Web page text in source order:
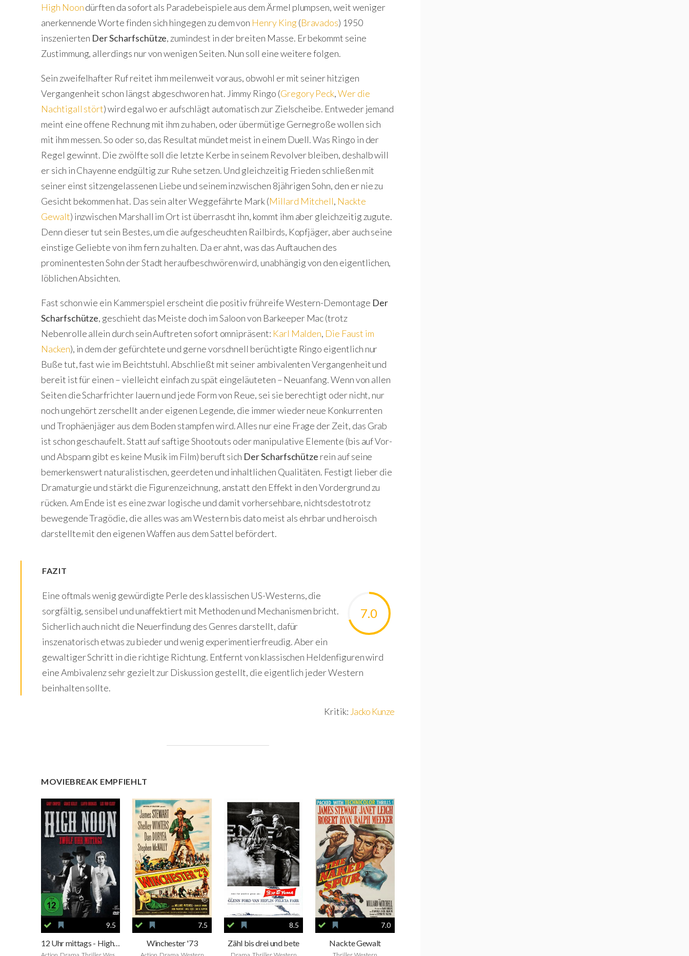
High Noondürften da sofort als Paradebeispiele aus dem Ärmel plumpsen, weit weniger
anerkennende Worte finden sich hingegen zu dem von Henry King(Bravados) 1950
inszenierten Der Scharfschütze, zumindest in der breiten Masse. Er bekommt seine
Zustimmung, allerdings nur von wenigen Seiten. Nun soll eine weitere folgen.
Sein zweifelhafter Ruf reitet ihm meilenweit voraus, obwohl er mit seiner hitzigen
Vergangenheit schon längst abgeschworen hat. Jimmy Ringo (Gregory Peck,Wer die
Nachtigall stört) wird egal wo er aufschlägt automatisch zur Zielscheibe. Entweder jemand
meint eine offene Rechnung mit ihm zu haben, oder übermütige Gernegroße wollen sich
mit ihm messen. So oder so, das Resultat mündet meist in einem Duell. Was Ringo in der
Regel gewinnt. Die zwölfte soll die letzte Kerbe in seinem Revolver bleiben, deshalb will
er sich in Chayenne endgültig zur Ruhe setzen. Und gleichzeitig Frieden schließen mit
seiner einst sitzengelassenen Liebe und seinem inzwischen 8jährigen Sohn, den er nie zu
Gesicht bekommen hat. Das sein alter Weggefährte Mark (Millard Mitchell, Nackte
Gewalt) inzwischen Marshall im Ort ist überrascht ihn, kommt ihm aber gleichzeitig zugute.
Denn dieser tut sein Bestes, um die aufgescheuchten Railbirds, Kopfjäger, aber auch seine
einstige Geliebte von ihm fern zu halten. Da er ahnt, was das Auftauchen des
prominentesten Sohn der Stadt heraufbeschwören wird, unabhängig von den eigentlichen,
löblichen Absichten.
Fast schon wie ein Kammerspiel erscheint die positiv frühreife Western-Demontage Der
Scharfschütze, geschieht das Meiste doch im Saloon von Barkeeper Mac (trotz
Nebenrolle allein durch sein Auftreten sofort omnipräsent: Karl Malden, Die Faust im
Nacken), in dem der gefürchtete und gerne vorschnell berüchtigte Ringo eigentlich nur
Buße tut, fast wie im Beichtstuhl. Abschließt mit seiner ambivalenten Vergangenheit und
bereit ist für einen – vielleicht einfach zu spät eingeläuteten – Neuanfang. Wenn von allen
Seiten die Scharfrichter lauern und jede Form von Reue, sei sie berechtigt oder nicht, nur
noch ungehört zerschellt an der eigenen Legende, die immer wieder neue Konkurrenten
und Trophäenjäger aus dem Boden stampfen wird. Alles nur eine Frage der Zeit, das Grab
ist schon geschaufelt. Statt auf saftige Shootouts oder manipulative Elemente (bis auf Vor-
und Abspann gibt es keine Musik im Film) beruft sich Der Scharfschütze rein auf seine
bemerkenswert naturalistischen, geerdeten und inhaltlichen Qualitäten. Festigt lieber die
Dramaturgie und stärkt die Figurenzeichnung, anstatt den Effekt in den Vordergrund zu
rücken. Am Ende ist es eine zwar logische und damit vorhersehbare, nichtsdestotrotz
bewegende Tragödie, die alles was am Western bis dato meist als ehrbar und heroisch
darstellte mit den eigenen Waffen aus dem Sattel befördert.
FAZIT
7.0
Eine oftmals wenig gewürdigte Perle des klassischen US-Westerns, die
sorgfältig, sensibel und unaffektiert mit Methoden und Mechanismen bricht.
Sicherlich auch nicht die Neuerfindung des Genres darstellt, dafür
inszenatorisch etwas zu bieder und wenig experimentierfreudig. Aber ein
gewaltiger Schritt in die richtige Richtung. Entfernt von klassischen Heldenfiguren wird
eine Ambivalenz sehr gezielt zur Diskussion gestellt, die eigentlich jeder Western
beinhalten sollte.
Kritik: Jacko Kunze
MOVIEBREAK EMPFIEHLT
9.5
12 Uhr mittags - High Noon
7.5
Winchester '73
8.5
Zähl bis drei und bete
7.0
Nackte Gewalt